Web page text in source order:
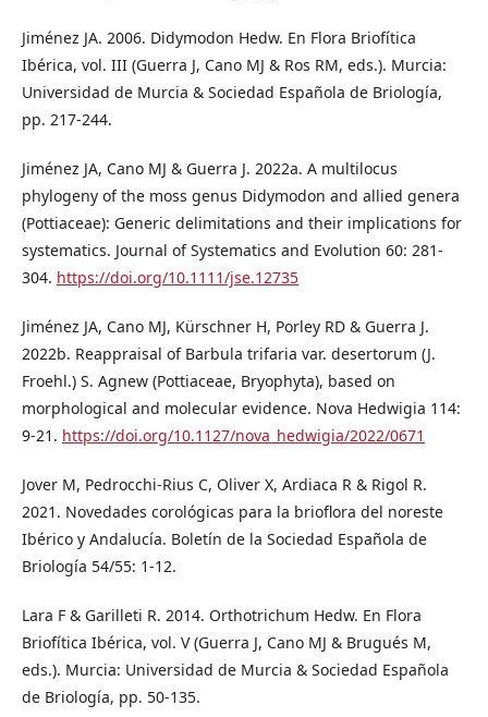
Jiménez JA. 2006. Didymodon Hedw. En Flora Briofítica
Ibérica, vol. III (Guerra J, Cano MJ & Ros RM, eds.). Murcia:
Universidad de Murcia & Sociedad Española de Briología,
pp. 217-244.
Jiménez JA, Cano MJ & Guerra J. 2022a. A multilocus
phylogeny of the moss genus Didymodon and allied genera
(Pottiaceae): Generic delimitations and their implications for
systematics. Journal of Systematics and Evolution 60: 281-
304. https://doi.org/10.1111/jse.12735
Jiménez JA, Cano MJ, Kürschner H, Porley RD & Guerra J.
2022b. Reappraisal of Barbula trifaria var. desertorum (J.
Froehl.) S. Agnew (Pottiaceae, Bryo­phyta), based on
morphological and molecular evidence. Nova Hedwigia 114:
9-21. https://doi.org/10.1127/nova_hedwigia/2022/0671
Jover M, Pedrocchi-Rius C, Oliver X, Ardiaca R & Rigol R.
2021. Novedades corológicas para la brioflora del noreste
Ibérico y Andalucía. Boletín de la Sociedad Española de
Briología 54/55: 1-12.
Lara F & Garilleti R. 2014. Orthotrichum Hedw. En Flora
Briofítica Ibérica, vol. V (Guerra J, Cano MJ & Brugués M,
eds.). Murcia: Universidad de Murcia & Sociedad Española
de Briología, pp. 50-135.